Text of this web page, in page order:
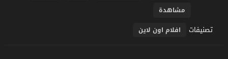
مشاهدة
تصنيفات افلام اون لاين